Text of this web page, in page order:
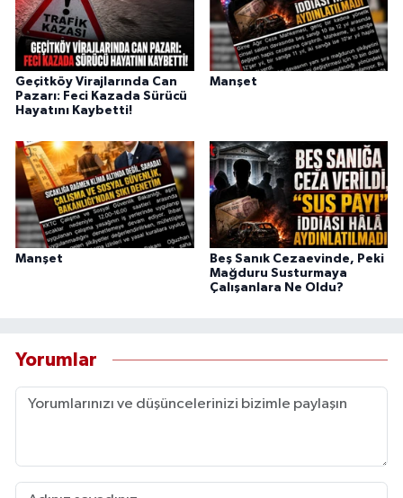
Geçitköy Virajlarında Can
Pazarı: Feci Kazada Sürücü
Hayatını Kaybetti!
Manşet
Manşet
Beş Sanık Cezaevinde, Peki
Mağduru Susturmaya
Çalışanlara Ne Oldu?
Yorumlar